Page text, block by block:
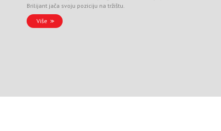
Brilijant jača svoju poziciju na tržištu.
Više